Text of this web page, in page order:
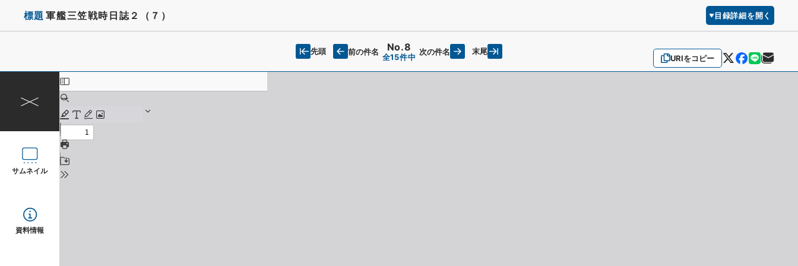
標題 軍艦三笠戦時日誌２（７） 目録詳細を開く
URIをコピー
先頭 前の件名 No.8
全15件中
次の件名 末尾
サムネイル
資料情報